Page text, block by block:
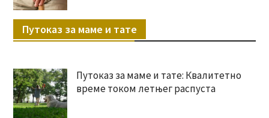
Путоказ за маме и тате
Путоказ за маме и тате: Квалитетно
време током летњег распуста